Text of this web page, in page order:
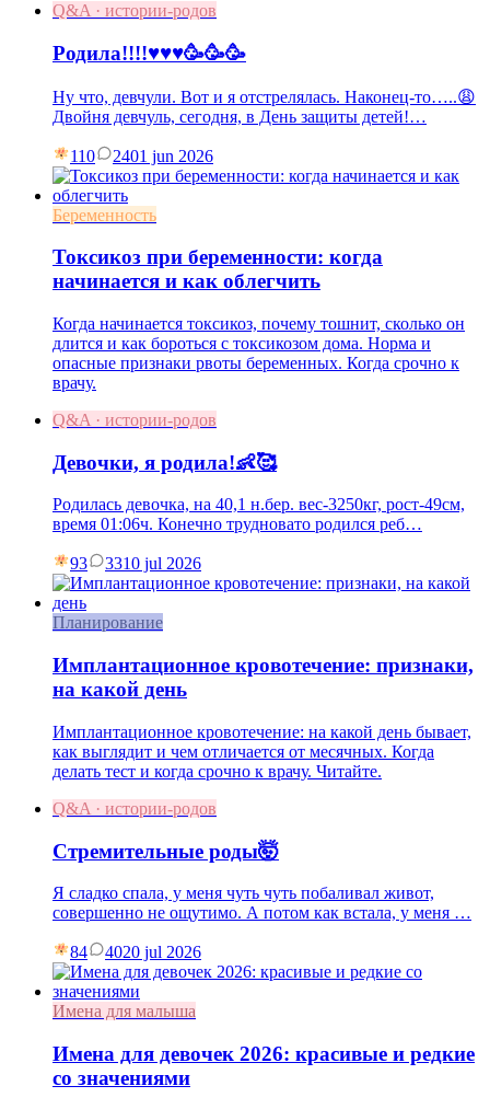
Q&A · истории-родов
Родила!!!!♥️♥️♥️🥳🥳🥳
Ну что, девчули. Вот и я отстрелялась. Наконец-то…..😩
Двойня девчуль, сегодня, в День защиты детей!…
110 2401 jun 2026
Беременность
Токсикоз при беременности: когда
начинается и как облегчить
Когда начинается токсикоз, почему тошнит, сколько он
длится и как бороться с токсикозом дома. Норма и
опасные признаки рвоты беременных. Когда срочно к
врачу.
Q&A · истории-родов
Девочки, я родила!👶🥰
Родилась девочка, на 40,1 н.бер. вес-3250кг, рост-49см,
время 01:06ч. Конечно трудновато родился реб…
93 3310 jul 2026
Планирование
Имплантационное кровотечение: признаки,
на какой день
Имплантационное кровотечение: на какой день бывает,
как выглядит и чем отличается от месячных. Когда
делать тест и когда срочно к врачу. Читайте.
Q&A · истории-родов
Стремительные роды🤯
Я сладко спала, у меня чуть чуть побаливал живот,
совершенно не ощутимо. А потом как встала, у меня …
84 4020 jul 2026
Имена для малыша
Имена для девочек 2026: красивые и редкие
со значениями